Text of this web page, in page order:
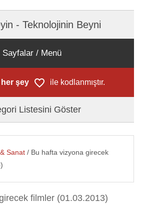
- Teknolojinin Beyni
Sayfalar / Menü
her şey ile kodlanmıştır.
Listesini Göster
Sanat / Bu hafta vizyona girecek
filmler (01.03.2013)